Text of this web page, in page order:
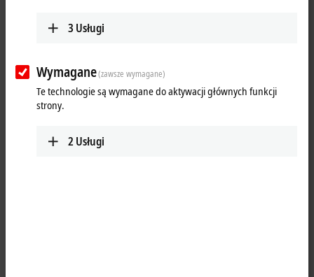
3 Usługi
Wymagane(zawsze wymagane)
Te technologie są wymagane do aktywacji głównych funkcji
strony.
2 Usługi